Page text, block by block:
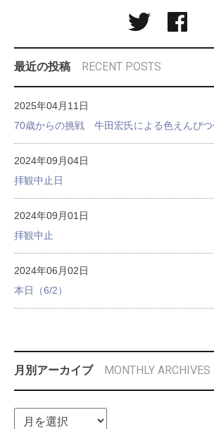
最近の投稿 RECENT POSTS
2025年04月11日
70歳からの挑戦 牛田宏氏による色えんぴつ
2024年09月04日
拝観中止日
2024年09月01日
拝観中止
2024年06月02日
本日（6/2）
月別アーカイブ MONTHLY ARCHIVES